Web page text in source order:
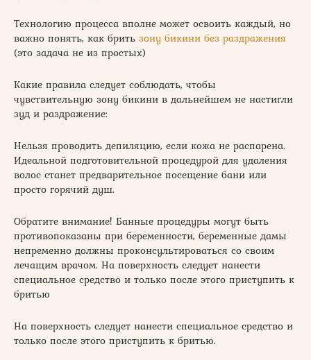
Технологию процесса вполне может освоить каждый, но
важно понять, как брить зону бикини без раздражения
(это задача не из простых)
Какие правила следует соблюдать, чтобы
чувствительную зону бикини в дальнейшем не настигли
зуд и раздражение:
Нельзя проводить депиляцию, если кожа не распарена.
Идеальной подготовительной процедурой для удаления
волос станет предварительное посещение бани или
просто горячий душ.
Обратите внимание! Банные процедуры могут быть
противопоказаны при беременности, беременные дамы
непременно должны проконсультироваться со своим
лечащим врачом. На поверхность следует нанести
специальное средство и только после этого приступить к
бритью
На поверхность следует нанести специальное средство и
только после этого приступить к бритью.